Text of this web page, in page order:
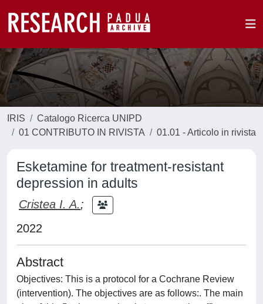
IRIS
Catalogo Ricerca UNIPD
01 CONTRIBUTO IN RIVISTA
01.01 - Articolo in rivista
Esketamine for treatment-resistant
depression in adults
Cristea I. A.;
2022
Abstract
Objectives: This is a protocol for a Cochrane Review
(intervention). The objectives are as follows:. The main